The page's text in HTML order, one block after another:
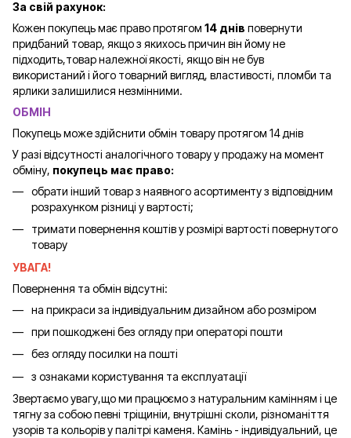
За свій рахунок:
Кожен покупець має право протягом 14 днів повернути
придбаний товар, якщо з якихось причин він йому не
підходить,товар належної якості, якщо він не був
використаний і його товарний вигляд, властивості, пломби та
ярлики залишилися незмінними.
ОБМІН
Покупець може здійснити обмін товару протягом 14 днів
У разі відсутності аналогічного товару у продажу на момент
обміну, покупець має право:
обрати інший товар з наявного асортименту з відповідним
розрахунком різниці у вартості;
тримати повернення коштів у розмірі вартості повернутого
товару
УВАГА!
Повернення та обмін відсутні:
на прикраси за індивідуальним дизайном або розміром
при пошкоджені без огляду при операторі пошти
без огляду посилки на пошті
з ознаками користування та експлуатації
Звертаємо увагу,що ми працюємо з натуральним камінням і це
тягну за собою певні тріщиніи, внутрішні сколи, різноманіття
узорів та кольорів у палітрі каменя. Камінь - індивідуальний, це